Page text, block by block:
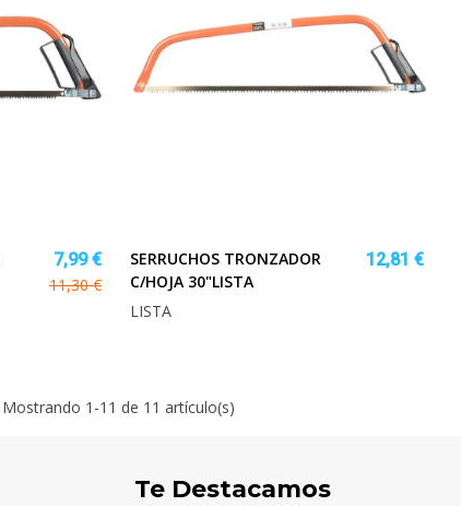
7,99 €
11,30 €
SERRUCHOS TRONZADOR
C/HOJA 30"LISTA
12,81 €
LISTA
Mostrando 1 -11 de 11 artículo(s)
Te Destacamos